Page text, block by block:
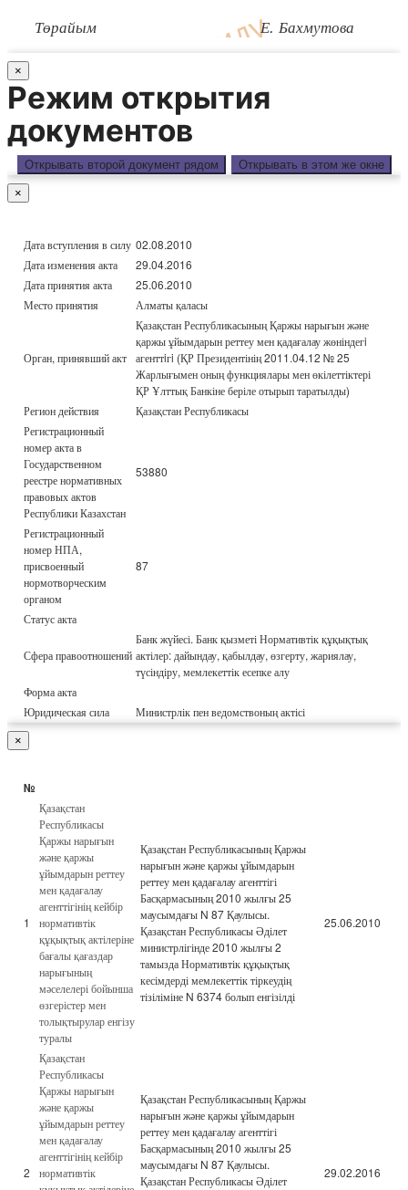
Төрайым Е. Бахмутова
×
Режим открытия
документов
Открывать второй документ рядом Открывать в этом же окне
×
Дата вступления в силу 02.08.2010
Дата изменения акта
29.04.2016
Дата принятия акта
25.06.2010
Место принятия
Алматы қаласы
Орган, принявший акт
Қазақстан Республикасының Қаржы нарығын және
қаржы ұйымдарын реттеу мен қадағалау жөніндегi
агенттiгi (ҚР Президентінің 2011.04.12 № 25
Жарлығымен оның функциялары мен өкілеттіктері
ҚР Ұлттық Банкіне беріле отырып таратылды)
Регион действия
Қазақстан Республикасы
Регистрационный
номер акта в
Государственном
реестре нормативных
правовых актов
Республики Казахстан
53880
Регистрационный
номер НПА,
присвоенный
нормотворческим
органом
87
Статус акта
Сфера правоотношений
Банк жүйесі. Банк қызметі Нормативтік құқықтық
актілер: дайындау, қабылдау, өзгерту, жариялау,
түсіндіру, мемлекеттік есепке алу
Форма акта
Юридическая сила
Министрлік пен ведомствоның актісі
×
№
1
Қазақстан
Республикасы
Қаржы нарығын
және қаржы
ұйымдарын реттеу
мен қадағалау
агенттігінің кейбір
нормативтік
құқықтық актілеріне
бағалы қағаздар
нарығының
мәселелері бойынша
өзгерістер мен
толықтырулар енгізу
туралы
Қазақстан Республикасының Қаржы
нарығын және қаржы ұйымдарын
реттеу мен қадағалау агенттігі
Басқармасының 2010 жылғы 25
маусымдағы N 87 Қаулысы.
Қазақстан Республикасы Әділет
министрлігінде 2010 жылғы 2
тамызда Нормативтік құқықтық
кесімдерді мемлекеттік тіркеудің
тізіліміне N 6374 болып енгізілді
25.06.2010
2
Қазақстан
Республикасы
Қаржы нарығын
және қаржы
ұйымдарын реттеу
мен қадағалау
агенттігінің кейбір
нормативтік
Қазақстан Республикасының Қаржы
нарығын және қаржы ұйымдарын
реттеу мен қадағалау агенттігі
Басқармасының 2010 жылғы 25
маусымдағы N 87 Қаулысы.
Қазақстан Республикасы Әділет
29.02.2016